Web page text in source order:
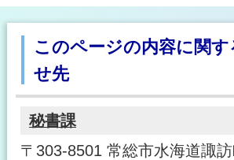
このページの内容に関
せ先
秘書課
〒303-8501 常総市水海道諏